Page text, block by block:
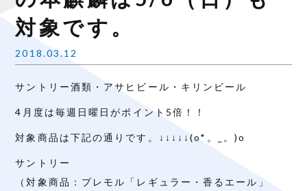
対象です。
2018.03.12
サントリー酒類・アサヒビール・キリンビール
4 月度は毎週日曜日がポイント 5倍！！
対象商品は下記の通りです。↓↓↓↓↓(o* 。 。 )o
サントリー
（対象商品：プレモル「レギュラー・香るエール」